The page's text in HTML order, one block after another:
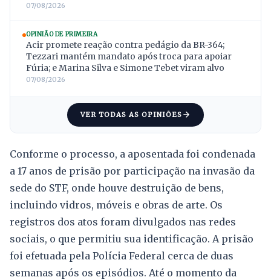
07/08/2026
OPINIÃO DE PRIMEIRA
Acir promete reação contra pedágio da BR-364;
Tezzari mantém mandato após troca para apoiar
Fúria; e Marina Silva e Simone Tebet viram alvo
07/08/2026
VER TODAS AS OPINIÕES
Conforme o processo, a aposentada foi condenada
a 17 anos de prisão por participação na invasão da
sede do STF, onde houve destruição de bens,
incluindo vidros, móveis e obras de arte. Os
registros dos atos foram divulgados nas redes
sociais, o que permitiu sua identificação. A prisão
foi efetuada pela Polícia Federal cerca de duas
semanas após os episódios. Até o momento da